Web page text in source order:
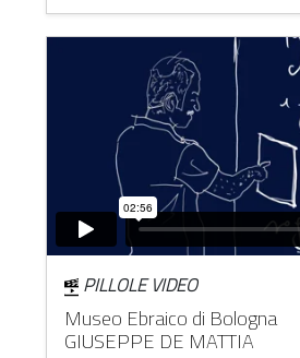
PILLOLE VIDEO
Museo Ebraico di Bologna
GIUSEPPE DE MATTIA